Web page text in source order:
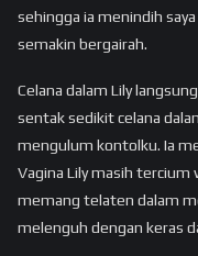
sehingga ia menindih
semakin bergairah.
Celana dalam Lily
sentak sedikit celana
mengulum kontolku. Ia
Vagina Lily masih tercium
memang telaten dalam
melenguh dengan keras